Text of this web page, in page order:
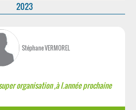
2023
Stéphane VERMOREL
organisation ,à l.année prochaine